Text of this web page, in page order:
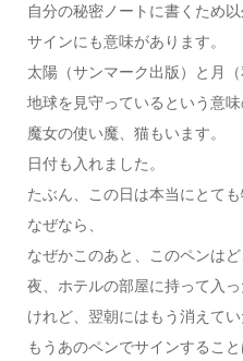
自分の秘密ノートに書くため
サインにも意味があります。
太陽（サンマーク出版）と月
地球を見守っているという意味
魔女の使い魔、猫もいます。
日付も入れました。
たぶん、この日は本当にとても
なぜなら、
なぜかこのあと、このペンは
夜、ホテルの部屋に持って入っ
けれど、翌朝にはもう消えて
もうあのペンでサインすること